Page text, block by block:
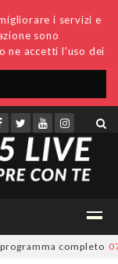
i servizi e
sono
ne accetti l'uso dei
completo